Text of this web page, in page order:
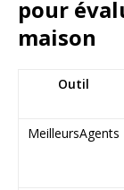
pour
maison
Outil
MeilleursAgents